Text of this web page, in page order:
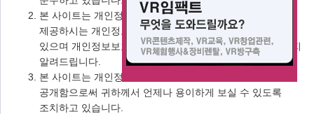
본 사이트는 개인정보보호방침을 통하여 귀하께서
제공하시는 개인정보가 어떠한 용도와 방식으로 이용되고
있으며 개인정보보호를 위해 어떠한 조치가 취해지고 있는지
알려드립니다.
본 사이트는 개인정보보호방침을 홈페이지 첫 화면 하단에
공개함으로써 귀하께서 언제나 용이하게 보실 수 있도록
조치하고 있습니다.